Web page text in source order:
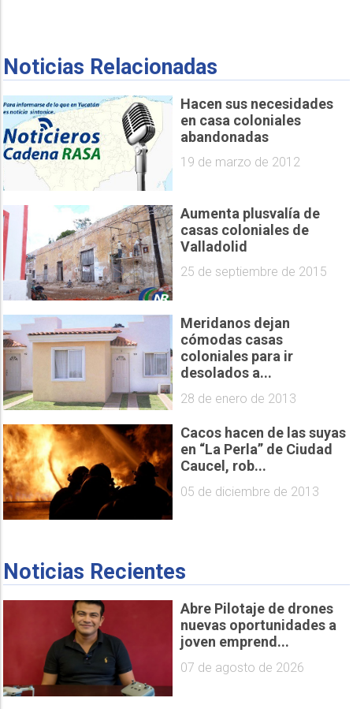
Noticias Relacionadas
Hacen sus necesidades
en casa coloniales
abandonadas
19 de marzo de 2012
Aumenta plusvalía de
casas coloniales de
Valladolid
25 de septiembre de 2015
Meridanos dejan
cómodas casas
coloniales para ir
desolados a...
28 de enero de 2013
Cacos hacen de las suyas
en “La Perla” de Ciudad
Caucel, rob...
05 de diciembre de 2013
Noticias Recientes
Abre Pilotaje de drones
nuevas oportunidades a
joven emprend...
07 de agosto de 2026